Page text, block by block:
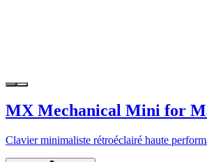
MX Mechanical Mini for
Clavier minimaliste rétroéclairé haute